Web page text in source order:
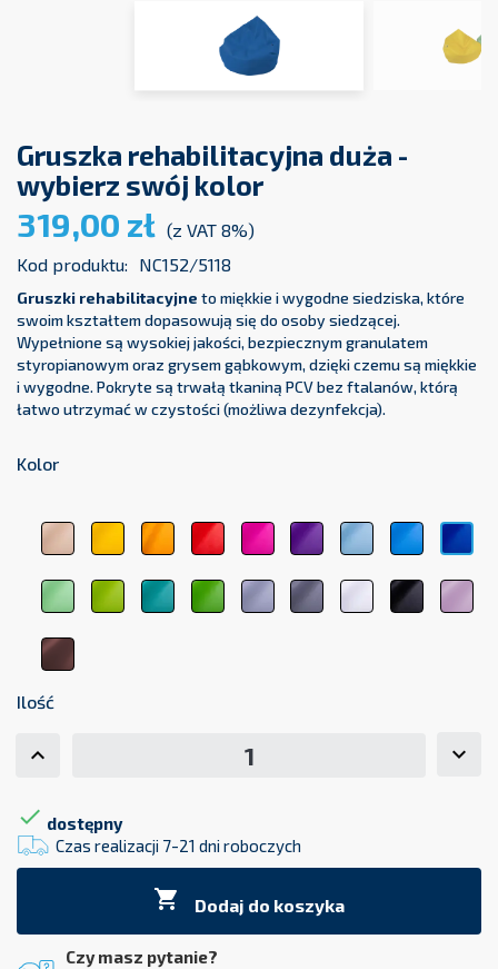
Gruszka rehabilitacyjna duża -
wybierz swój kolor
319,00 zł (z VAT 8%)
Kod produktu:
NC152/5118
Gruszki rehabilitacyjne to miękkie i wygodne siedziska, które
swoim kształtem dopasowują się do osoby siedzącej.
Wypełnione są wysokiej jakości, bezpiecznym granulatem
styropianowym oraz grysem gąbkowym, dzięki czemu są miękkie
i wygodne. Pokryte są trwałą tkaniną PCV bez ftalanów, którą
łatwo utrzymać w czystości (możliwa dezynfekcja).
Kolor
beżowy
1044
żółty
1123
pomarańczowy
1017
czerwony
3104
różowy
3333
fioletowy
5161
błękitny
5348
5154
jasnozielony
6156
zielony
6248
zielony
medyczny
ciemnozielony
6263
jasnoszary
7000
ciemnoszary
7107
biały
9001
czarny
9011
róż
brązowy
8017
Ilość
 dostępny
Czas realizacji 7-21 dni roboczych
 Dodaj do koszyka
Czy masz pytanie?